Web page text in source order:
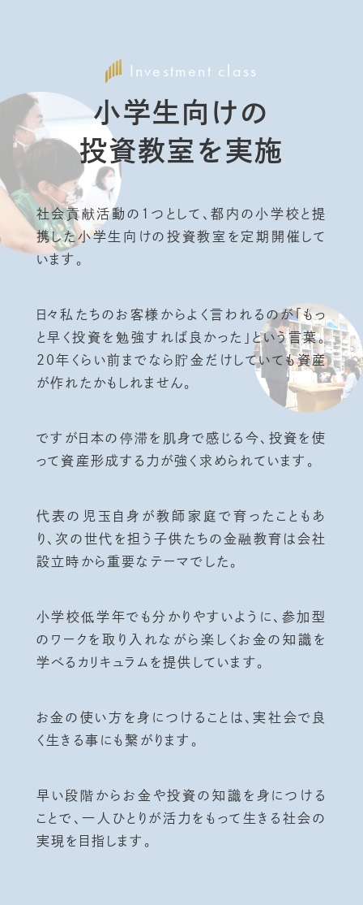
Investment class
小学生向けの
投資教室を実施
社会貢献活動の1つとして、都内の小学校と提
携した小学生向けの投資教室を定期開催して
います。
日々私たちのお客様からよく言われるのが「もっ
と早く投資を勉強すれば良かった」という言葉。
20年くらい前までなら貯金だけしていても資産
が作れたかもしれません。
ですが日本の停滞を肌身で感じる今、投資を使
って資産形成する力が強く求められています。
代表の児玉自身が教師家庭で育ったこともあ
り、次の世代を担う子供たちの金融教育は会社
設立時から重要なテーマでした。
小学校低学年でも分かりやすいように、参加型
のワークを取り入れながら楽しくお金の知識を
学べるカリキュラムを提供しています。
お金の使い方を身につけることは、実社会で良
く生きる事にも繋がります。
早い段階からお金や投資の知識を身につける
ことで、一人ひとりが活力をもって生きる社会の
実現を目指します。